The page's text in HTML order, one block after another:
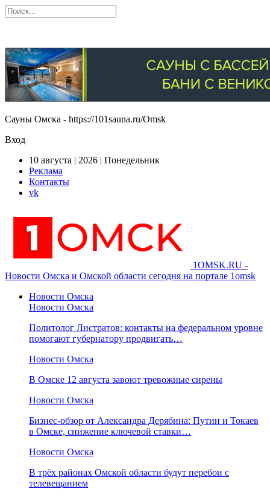
Сауны Омска - https://101sauna.ru/Omsk
Вход
10 августа | 2026 | Понедельник
Реклама
Контакты
vk
1OMSK.RU -
Новости Омска и Омской области сегодня на портале 1omsk
Новости Омска
Новости Омска
Политолог Листратов: контакты на федеральном уровне
помогают губернатору продвигать…
Новости Омска
В Омске 12 августа завоют тревожные сирены
Новости Омска
Бизнес-обзор от Александра Дерябина: Путин и Токаев
в Омске, снижение ключевой ставки…
Новости Омска
В трёх районах Омской области будут перебои с
телевещанием